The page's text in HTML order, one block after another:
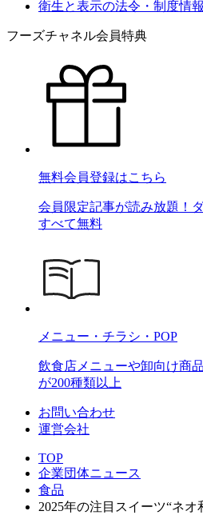
衛生と表示の法令・制度情報
フーズチャネル会員特典
無料会員登録はこちら
会員限定記事が読み放題！
すべて無料
メニュー・チラシ・POP
飲食店メニューや卸向け商
が200種類以上
お問い合わせ
運営会社
TOP
企業団体ニュース
食品
2025年の注目スイーツ“ネ